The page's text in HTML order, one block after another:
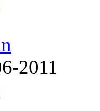
2011